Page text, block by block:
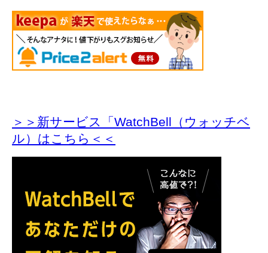
＞＞新サービス「WatchBell（ウォッチベ
ル）はこちら＜＜